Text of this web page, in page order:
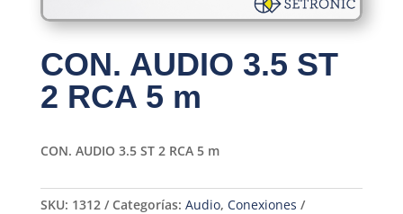
CON. AUDIO 3.5 ST
2 RCA 5 m
CON. AUDIO 3.5 ST 2 RCA 5 m
SKU: 1312 Categorías: Audio, Conexiones